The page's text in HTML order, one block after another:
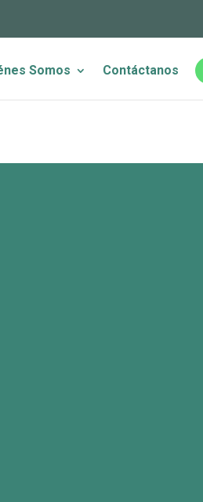
Somos Contáctanos